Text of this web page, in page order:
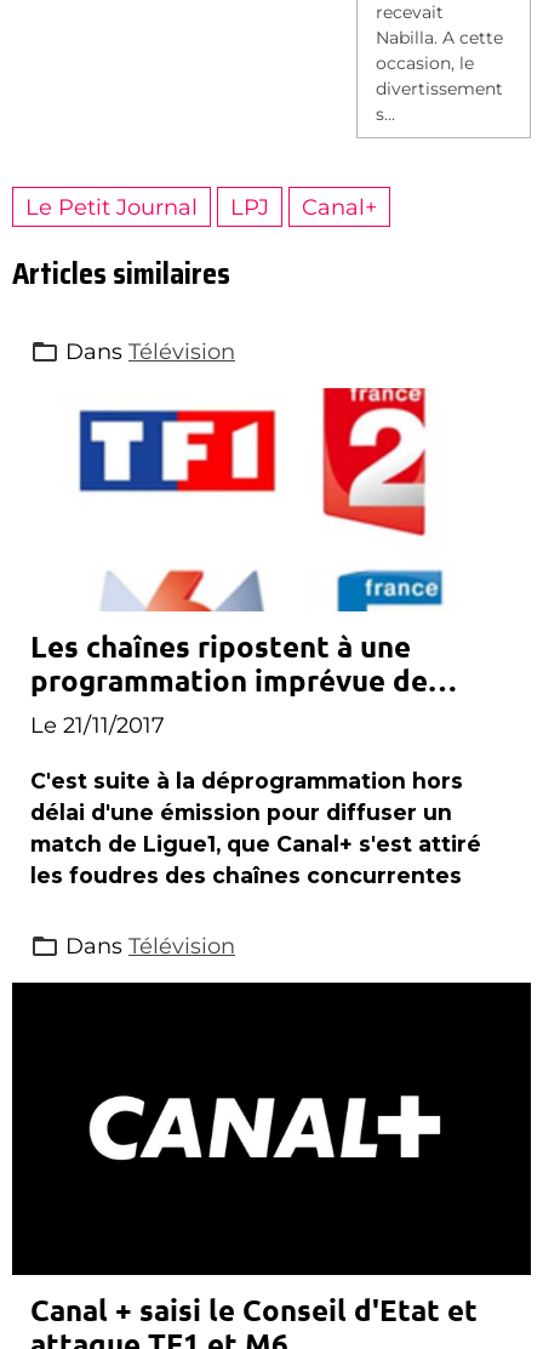
recevait
Nabilla. A cette
occasion, le
divertissement
s...
Le Petit Journal LPJ Canal+
Articles similaires
Dans Télévision
Les chaînes ripostent à une
programmation imprévue de
Canal+
Le 21/11/2017
C'est suite à la déprogrammation hors
délai d'une émission pour diffuser un
match de Ligue1, que Canal+ s'est attiré
les foudres des chaînes concurrentes
Dans Télévision
Canal + saisi le Conseil d'Etat et